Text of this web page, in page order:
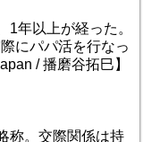
1年以上が経った。
にパパ活を行なっ
/ 播磨谷拓巳】
称。交際関係は持